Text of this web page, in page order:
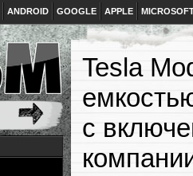
ANDROID GOOGLE APPLE
Tesla
с